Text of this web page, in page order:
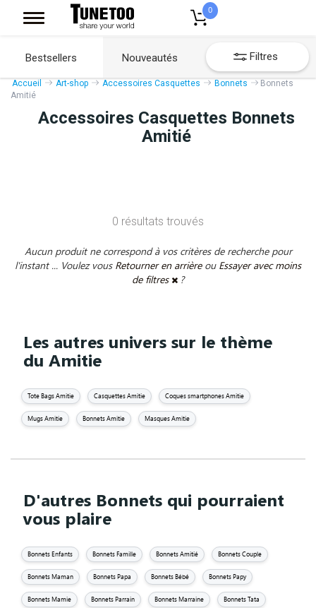
0
Bestsellers Nouveautés Filtres
Accueil Art-shop Accessoires Casquettes Bonnets
Bonnets
Amitié
Accessoires Casquettes Bonnets
Amitié
0 résultats trouvés
Aucun produit ne correspond à vos critères de recherche pour
l'instant ... Voulez vous Retourner en arrière ou Essayer avec moins
de filtres
?
Les autres univers sur le thème
du Amitie
Tote Bags Amitie Casquettes Amitie Coques smartphones Amitie
Mugs Amitie Bonnets Amitie Masques Amitie
D'autres Bonnets qui pourraient
vous plaire
Bonnets Enfants Bonnets Famille Bonnets Amitié Bonnets Couple
Bonnets Maman Bonnets Papa Bonnets Bébé Bonnets Papy
Bonnets Mamie Bonnets Parrain Bonnets Marraine Bonnets Tata